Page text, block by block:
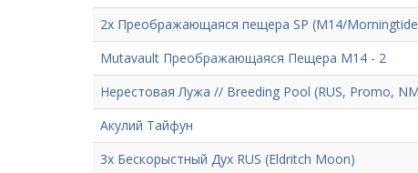
2x Преображающаяся пещера SP (M14/
Mutavault Преображающаяся Пещера М14 - 2
Нерестовая Лужа // Breeding Pool (RUS, Promo,
Акулий Тайфун
3х Бескорыстный Дух RUS (Eldritch Moon)